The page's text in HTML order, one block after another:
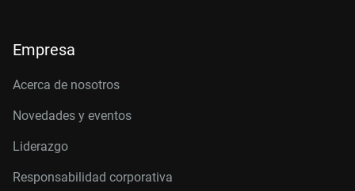
Empresa
Acerca de nosotros
Novedades y eventos
Liderazgo
Responsabilidad corporativa